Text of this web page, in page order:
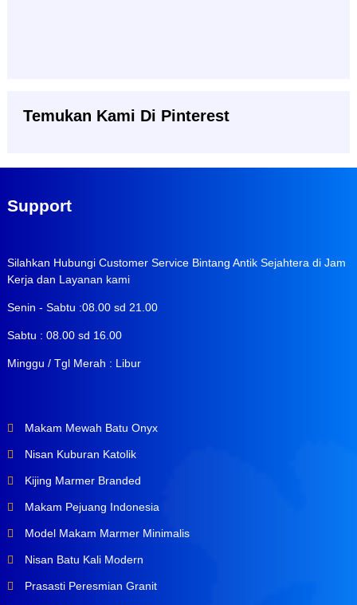
Temukan Kami Di Pinterest
Support
Silahkan Hubungi Customer Service Bintang Antik Sejahtera di Jam
Kerja dan Layanan kami
Senin - Sabtu :08.00 sd 21.00
Sabtu : 08.00 sd 16.00
Minggu / Tgl Merah : Libur
Makam Mewah Batu Onyx
Nisan Kuburan Katolik
Kijing Marmer Branded
Makam Pejuang Indonesia
Model Makam Marmer Minimalis
Nisan Batu Kali Modern
Prasasti Peresmian Granit